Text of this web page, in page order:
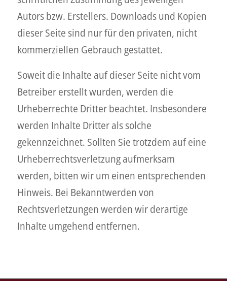
Autors bzw. Erstellers. Downloads und Kopien
dieser Seite sind nur für den privaten, nicht
kommerziellen Gebrauch gestattet.
Soweit die Inhalte auf dieser Seite nicht vom
Betreiber erstellt wurden, werden die
Urheberrechte Dritter beachtet. Insbesondere
werden Inhalte Dritter als solche
gekennzeichnet. Sollten Sie trotzdem auf eine
Urheberrechtsverletzung aufmerksam
werden, bitten wir um einen entsprechenden
Hinweis. Bei Bekanntwerden von
Rechtsverletzungen werden wir derartige
Inhalte umgehend entfernen.